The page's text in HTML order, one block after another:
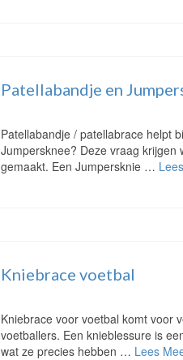
Patellabandje en
Patellabandje / patellabrace helpt
Jumpersknee? Deze vraag krijgen
gemaakt. Een Jumpersknie …
Kniebrace voetbal
Kniebrace voor voetbal komt voor
voetballers. Een knieblessure is
wat ze precies hebben … Lees